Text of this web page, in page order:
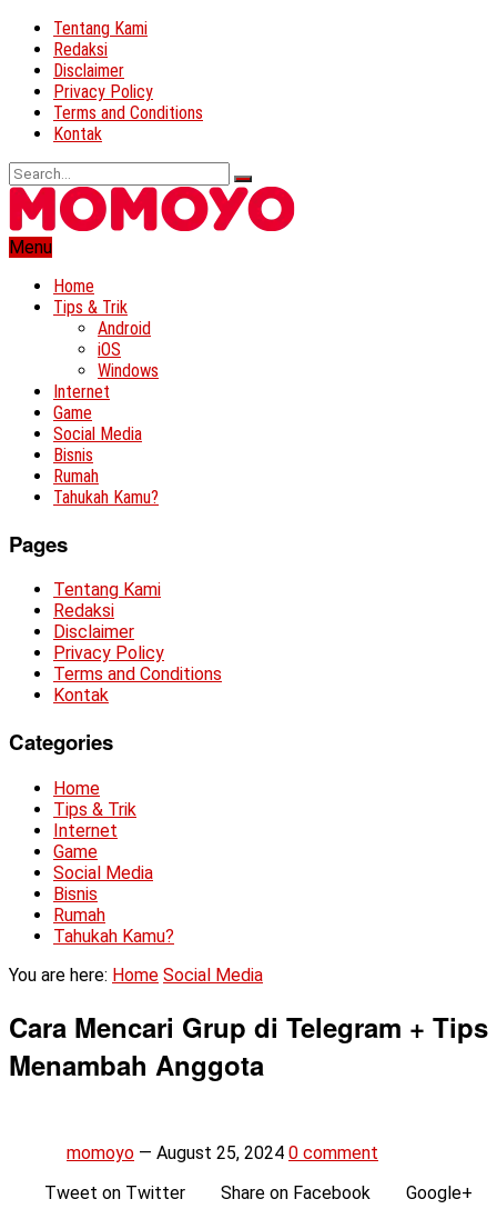
Tentang Kami
Redaksi
Disclaimer
Privacy Policy
Terms and Conditions
Kontak
Menu
Home
Tips & Trik
Android
iOS
Windows
Internet
Game
Social Media
Bisnis
Rumah
Tahukah Kamu?
Pages
Tentang Kami
Redaksi
Disclaimer
Privacy Policy
Terms and Conditions
Kontak
Categories
Home
Tips & Trik
Internet
Game
Social Media
Bisnis
Rumah
Tahukah Kamu?
You are here: Home Social Media
Cara Mencari Grup di Telegram + Tips
Menambah Anggota
momoyo — August 25, 2024 0 comment
Tweet on Twitter
Share on Facebook
Google+